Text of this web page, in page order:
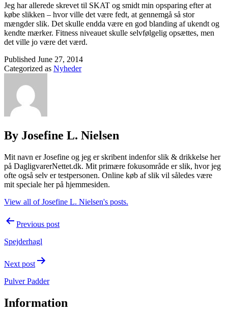
Jeg har allerede skrevet til SKAT og smidt min opsparing efter at
købe slikken – hvor ville det være fedt, at gennemgå så stor
mængder slik. Det skulle endda være en god blanding af ukendt og
kendte mærker. Fitness niveauet skulle selvfølgelig opsættes, men
det ville jo være det værd.
Published June 27, 2014
Categorized as Nyheder
By Josefine L. Nielsen
Mit navn er Josefine og jeg er skribent indenfor slik & drikkelse her
på DagligvarerNettet.dk. Mit primære fokusområde er slik, hvor jeg
ofte også selv er testpersonen. Online køb af slik vil således være
mit speciale her på hjemmesiden.
View all of Josefine L. Nielsen's posts.
PostPrevious post
Spejderhagl
Next post
Pulver Padder
Information